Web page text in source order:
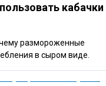
кабачки
размороженные
в сыром виде.